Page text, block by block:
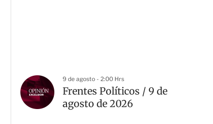
9 de agosto - 2:00 Hrs
Frentes Políticos / 9 de
agosto de 2026